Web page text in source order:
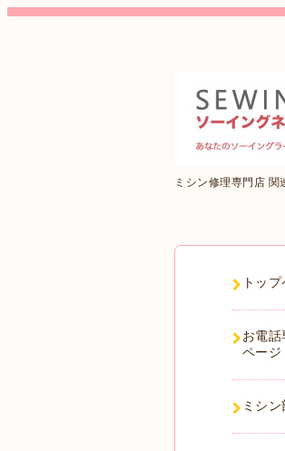
ミシン修理専門店
トッ
お電
ページ
ミシン